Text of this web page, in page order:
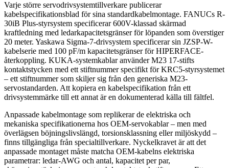
Varje större servodrivsystemtillverkare publicerar
kabelspecifikationsblad för sina standardkabelmontage. FANUCs R-
30iB Plus-styrsystem specificerar 600V-klassad skärmad
kraftledning med ledarkapacitetsgränser för löpanden som överstiger
20 meter. Yaskawa Sigma-7-drivsystem specificerar sin JZSP-W-
kabelserie med 100 pF/m kapacitetsgränser för HIPERFACE-
återkoppling. KUKA-systemkablar använder M23 17-stifts
kontaktstycken med ett stiftnummer specifikt för KRC5-styrsystemet
– ett stiftnummer som skiljer sig från den generiska M23-
servostandarden. Att kopiera en kabelspecifikation från ett
drivsystemmärke till ett annat är en dokumenterad källa till fältfel.
Anpassade kabelmontage som replikerar de elektriska och
mekaniska specifikationerna hos OEM-servokablar – men med
överlägsen böjningslivslängd, torsionsklassning eller miljöskydd –
finns tillgängliga från specialtillverkare. Nyckelkravet är att det
anpassade montaget måste matcha OEM-kabelns elektriska
parametrar: ledar-AWG och antal, kapacitet per par,